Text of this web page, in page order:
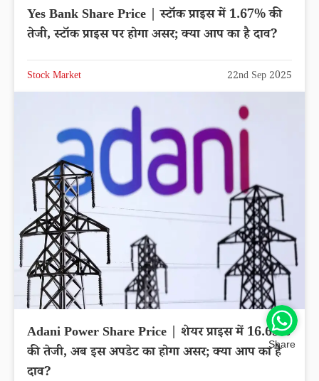
Yes Bank Share Price | स्टॉक प्राइस में 1.67% की
तेजी, स्टॉक प्राइस पर होगा असर; क्या आप का है दाव?
Stock Market 22nd Sep 2025
Adani Power Share Price | शेयर प्राइस में 16.65%
की तेजी, अब इस अपडेट का होगा असर; क्या आप का है
दाव?
Share